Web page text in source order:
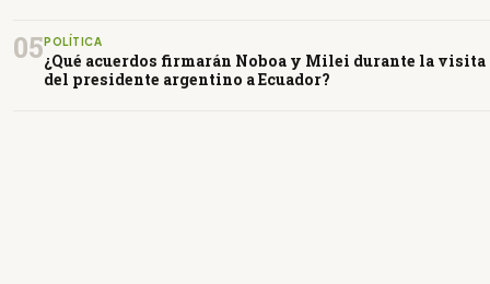
05POLÍTICA
¿Qué acuerdos firmarán Noboa y Milei durante la visita
del presidente argentino a Ecuador?